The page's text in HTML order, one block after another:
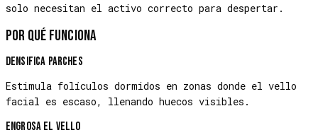
solo necesitan el activo correcto para despertar.
Por qué funciona
Densifica parches
Estimula folículos dormidos en zonas donde el vello
facial es escaso, llenando huecos visibles.
Engrosa el vello